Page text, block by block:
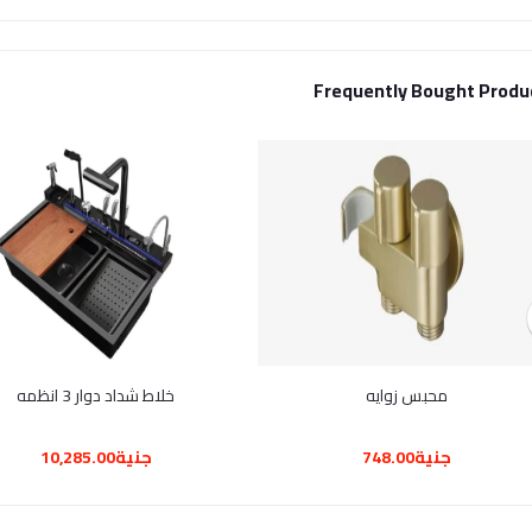
Frequently Bought
محبس زوايه
جنية748.00
خلاط شداد دوار 3 انظمه
جنية10,285.00